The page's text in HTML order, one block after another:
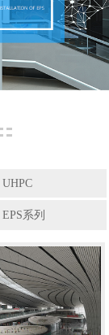
UHPC
EPS系列